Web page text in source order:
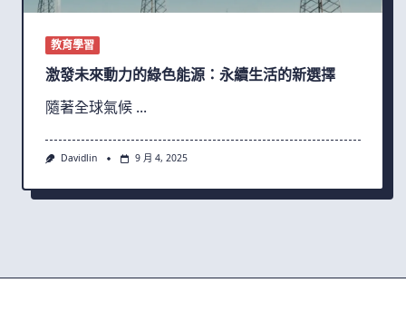
教育學習
激發未來動力的綠色能源：永續生活的新選擇
隨著全球氣候 ...
Davidlin 9 月 4, 2025